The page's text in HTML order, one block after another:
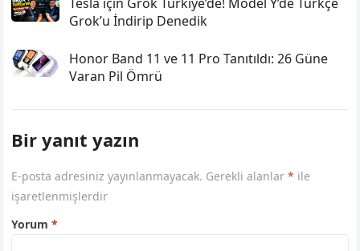
Grok’u İndirip Denedik
Honor Band 11 ve 11 Pro Tanıtıldı: 26 Güne
Varan Pil Ömrü
Bir yanıt yazın
E-posta adresiniz yayınlanmayacak. Gerekli alanlar* ile
işaretlenmişlerdir
Yorum*